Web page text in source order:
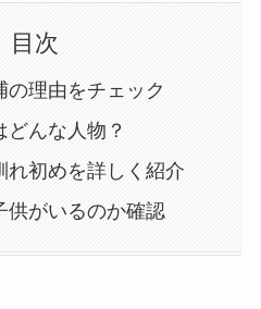
目次
の理由をチェック
んな人物？
れ初めを詳しく紹介
供がいるのか確認